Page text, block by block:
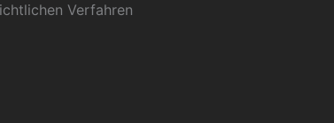
Verfahren